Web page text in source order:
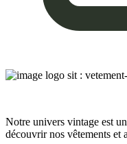
Notre univers vintage est
découvrir nos vêtements et